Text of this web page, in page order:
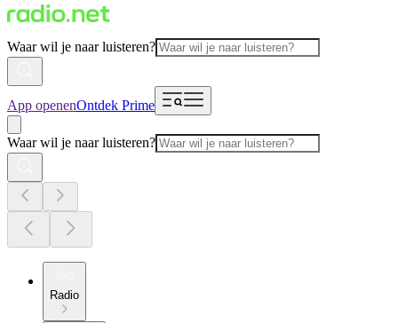
Waar wil je naar luisteren?
App openenOntdek Prime
Waar wil je naar luisteren?
Radio